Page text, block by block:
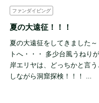
ファンダイビング
夏の大遠征！！！
夏の大遠征をしてきました
トへ・・・ 多少台風うねり
岸エリヤは、どっちかと言
しながら洞窟探検！！！ …